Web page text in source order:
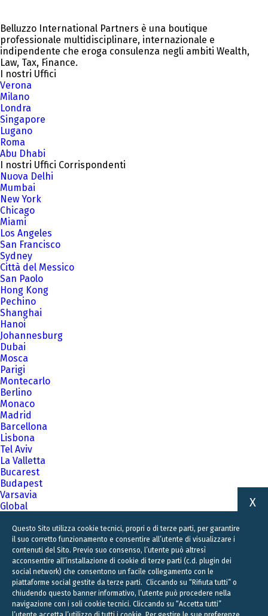
Belluzzo International Partners è una boutique
professionale multidisciplinare, internazionale e
indipendente che eroga consulenza negli ambiti Wealth,
Law, Tax, Finance.
I nostri Uffici
Verona
Milano
Londra
Singapore
Lugano
Roma
Abu Dhabi
I nostri Uffici Corrispondenti
Nuova Delhi
Mumbai
New York
Chicago
Miami
Los Angeles
San Francisco
Sydney
Città del Messico
San Paolo
Hong Kong
Pechino
Shanghai
Hanoi
Johannesburg
Dubai
Mosca
Parigi
Montecarlo
Berlino
Monaco
Madrid
Barcellona
Lisbona
Tel Aviv
La Valletta
Bucarest
Budapest
Varsavia
Global
Questo Sito utilizza cookie tecnici, propri o di terze parti, per garantire
il suo corretto funzionamento e consentire all’utente di visualizzare i
contenuti del Sito. Previo suo consenso, l’utente può altresì
acconsentire all’installazione di cookie di terze parti (c.d. plugin dei
social network) che consentono un facile collegamento con le
piattaforme social gestite da terze parti. Cliccando su “Rifiuta tutti” o
chiudendo questo banner informativo, l’utente può procedere nella
navigazione con i soli cookie tecnici. Cliccando su “Accetta tutti”
X